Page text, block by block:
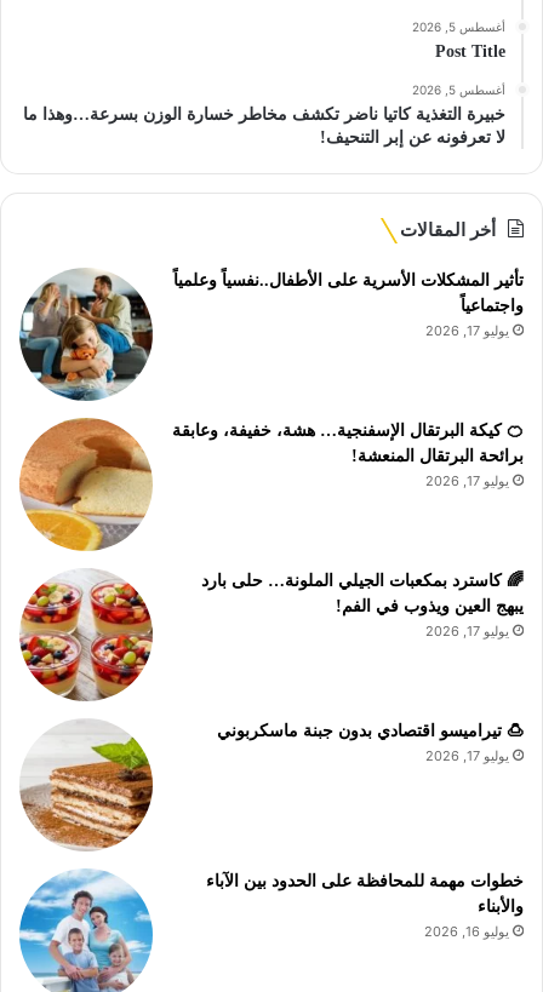
أغسطس 5, 2026
Post Title
أغسطس 5, 2026
خبيرة التغذية كاتيا ناضر تكشف مخاطر خسارة الوزن بسرعة…وهذا ما
لا تعرفونه عن إبر التنحيف!
أخر المقالات
تأثير المشكلات الأسرية على الأطفال..نفسياً وعلمياً
واجتماعياً
يوليو 17, 2026
🍊 كيكة البرتقال الإسفنجية… هشة، خفيفة، وعابقة
برائحة البرتقال المنعشة!
يوليو 17, 2026
🌈 كاسترد بمكعبات الجيلي الملونة… حلى بارد
يبهج العين ويذوب في الفم!
يوليو 17, 2026
🍮 تيراميسو اقتصادي بدون جبنة ماسكربوني
يوليو 17, 2026
خطوات مهمة للمحافظة على الحدود بين الآباء
والأبناء
يوليو 16, 2026